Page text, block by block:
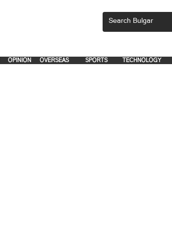
TECHNOLOGY
SPORTS
OVERSEAS
OPINION . .